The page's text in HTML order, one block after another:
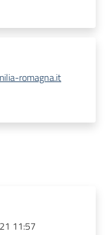
romagna.it
11:57